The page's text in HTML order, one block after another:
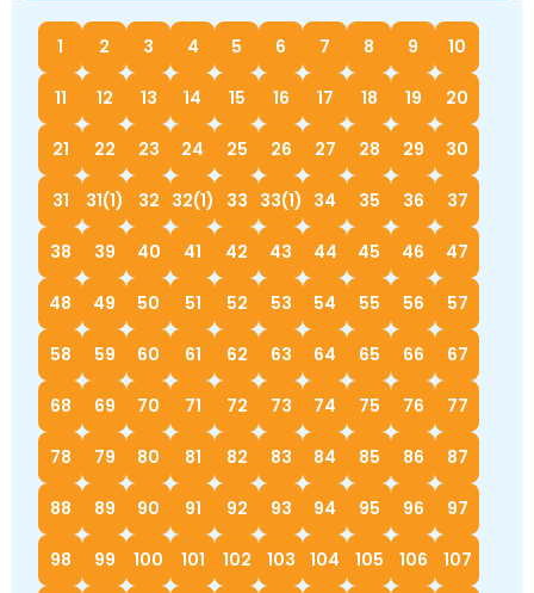
1 2 3 4 5 6 7 8 9 10
11 12 13 14 15 16 17 18 19 20
21 22 23 24 25 26 27 28 29 30
31 31(1) 32 32(1) 33 33(1) 34 35 36 37
38 39 40 41 42 43 44 45 46 47
48 49 50 51 52 53 54 55 56 57
58 59 60 61 62 63 64 65 66 67
68 69 70 71 72 73 74 75 76 77
78 79 80 81 82 83 84 85 86 87
88 89 90 91 92 93 94 95 96 97
98 99 100 101 102 103 104 105 106 107